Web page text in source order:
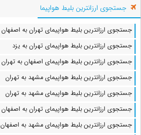
جستجوی ارزانترین بلیط هواپیما
جستجوی ارزانترین بلیط هواپیمای تهران به اصفهان
جستجوی ارزانترین بلیط هواپیمای تهران به یزد
جستجوی ارزانترین بلیط هواپیمای اصفهان به تهران
جستجوی ارزانترین بلیط هواپیمای مشهد به تهران
جستجوی ارزانترین بلیط هواپیمای مشهد به تهران
جستجوی ارزانترین بلیط هواپیمای تهران به اصفهان
جستجوی ارزانترین بلیط هواپیمای مشهد به اصفهان